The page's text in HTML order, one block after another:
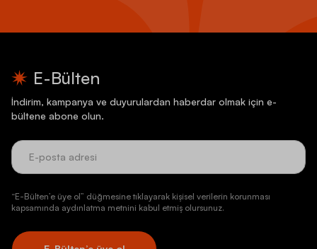
E-Bülten
İndirim, kampanya ve duyurulardan haberdar olmak için e-
bültene abone olun.
“E-Bülten’e üye ol” düğmesine tıklayarak kişisel verilerin korunması
kapsamında aydınlatma metnini kabul etmiş olursunuz.